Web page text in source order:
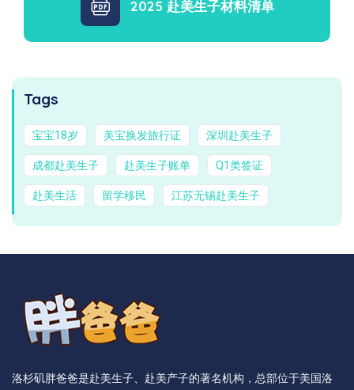
2025 赴美生子材料清单
Tags
宝宝18岁 美宝换发旅行证 深圳赴美生子
成都赴美生子 赴美生子账单 Q1类签证
赴美生活 留学移民 江苏无锡赴美生子
洛杉矶胖爸爸是赴美生子、赴美产子的著名机构，总部位于美国洛